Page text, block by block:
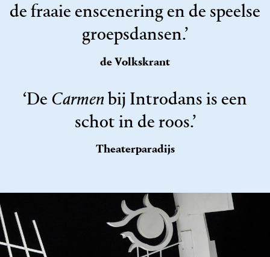
de fraaie enscenering en de speelse
groepsdansen.’
de Volkskrant
‘De Carmenbij Introdans is een
schot in de roos.’
Theaterparadijs